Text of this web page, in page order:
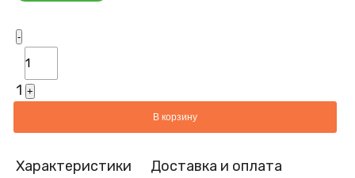
Quantity
-
1 +
В корзину
Характеристики Доставка и оплата